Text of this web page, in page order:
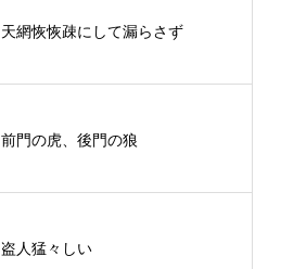
天網恢恢疎にして漏らさず
前門の虎、後門の狼
盗人猛々しい